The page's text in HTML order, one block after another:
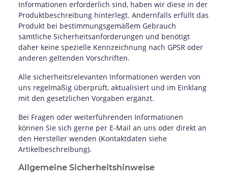
Informationen erforderlich sind, haben wir diese in der
Produktbeschreibung hinterlegt. Andernfalls erfüllt das
Produkt bei bestimmungsgemäßem Gebrauch
sämtliche Sicherheitsanforderungen und benötigt
daher keine spezielle Kennzeichnung nach GPSR oder
anderen geltenden Vorschriften.
Alle sicherheitsrelevanten Informationen werden von
uns regelmäßig überprüft, aktualisiert und im Einklang
mit den gesetzlichen Vorgaben ergänzt.
Bei Fragen oder weiterführenden Informationen
können Sie sich gerne per E-Mail an uns oder direkt an
den Hersteller wenden (Kontaktdaten siehe
Artikelbeschreibung).
Allgemeine Sicherheitshinweise